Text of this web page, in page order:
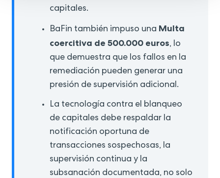
capitales.
BaFin también impuso una Multa
coercitiva de 500.000 euros, lo
que demuestra que los fallos en la
remediación pueden generar una
presión de supervisión adicional.
La tecnología contra el blanqueo
de capitales debe respaldar la
notificación oportuna de
transacciones sospechosas, la
supervisión continua y la
subsanación documentada, no solo